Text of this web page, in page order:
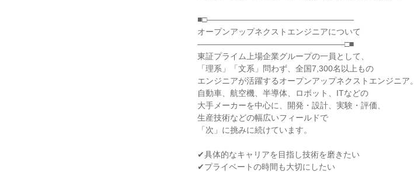
■□――――――――――――――――――
オープンアップネクストエンジニアについて
――――――――――――――――――□■
東証プライム上場企業グループの一員として、
「理系」「文系」問わず、全国7,300名以上もの
エンジニアが活躍するオープンアップネクストエンジニア。
自動車、航空機、半導体、ロボット、ITなどの
大手メーカーを中心に、開発・設計、実験・評価、
生産技術などの幅広いフィールドで
「次」に挑みに続けています。
✔具体的なキャリアを目指し技術を磨きたい
✔プライベートの時間も大切にしたい